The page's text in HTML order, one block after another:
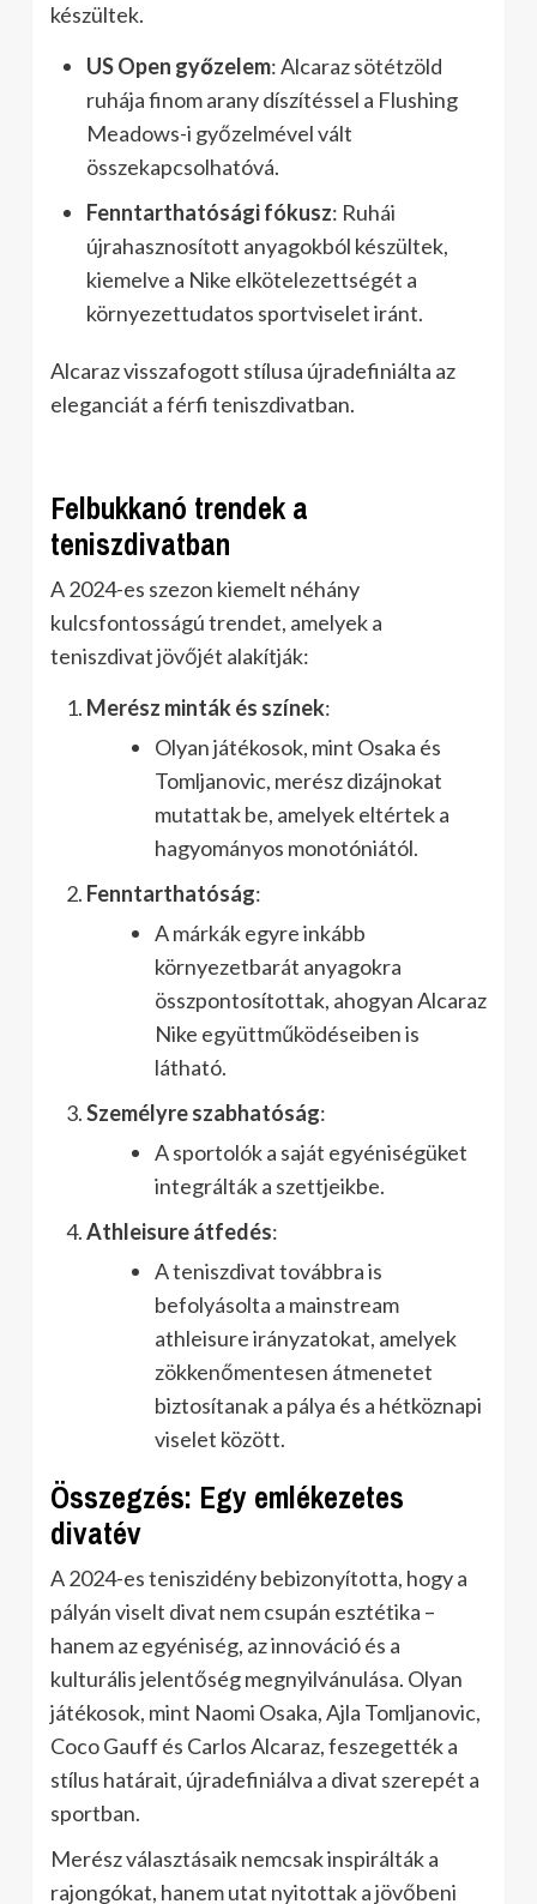
készültek.
US Open győzelem: Alcaraz sötétzöld
ruhája finom arany díszítéssel a Flushing
Meadows-i győzelmével vált
összekapcsolhatóvá.
Fenntarthatósági fókusz: Ruhái
újrahasznosított anyagokból készültek,
kiemelve a Nike elkötelezettségét a
környezettudatos sportviselet iránt.
Alcaraz visszafogott stílusa újradefiniálta az
eleganciát a férfi teniszdivatban.
Felbukkanó trendek a
teniszdivatban
A 2024-es szezon kiemelt néhány
kulcsfontosságú trendet, amelyek a
teniszdivat jövőjét alakítják:
Merész minták és színek:
Olyan játékosok, mint Osaka és
Tomljanovic, merész dizájnokat
mutattak be, amelyek eltértek a
hagyományos monotóniától.
Fenntarthatóság:
A márkák egyre inkább
környezetbarát anyagokra
összpontosítottak, ahogyan Alcaraz
Nike együttműködéseiben is
látható.
Személyre szabhatóság:
A sportolók a saját egyéniségüket
integrálták a szettjeikbe.
Athleisure átfedés:
A teniszdivat továbbra is
befolyásolta a mainstream
athleisure irányzatokat, amelyek
zökkenőmentesen átmenetet
biztosítanak a pálya és a hétköznapi
viselet között.
Összegzés: Egy emlékezetes
divatév
A 2024-es teniszidény bebizonyította, hogy a
pályán viselt divat nem csupán esztétika –
hanem az egyéniség, az innováció és a
kulturális jelentőség megnyilvánulása. Olyan
játékosok, mint Naomi Osaka, Ajla Tomljanovic,
Coco Gauff és Carlos Alcaraz, feszegették a
stílus határait, újradefiniálva a divat szerepét a
sportban.
Merész választásaik nemcsak inspirálták a
rajongókat, hanem utat nyitottak a jövőbeni